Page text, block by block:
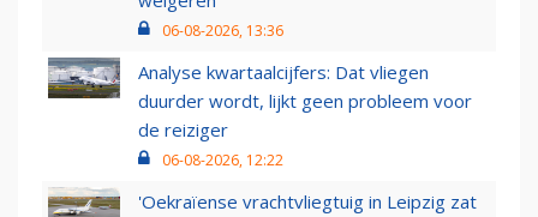
06-08-2026, 13:36
Analyse kwartaalcijfers: Dat vliegen
duurder wordt, lijkt geen probleem voor
de reiziger
06-08-2026, 12:22
'Oekraïense vrachtvliegtuig in Leipzig zat